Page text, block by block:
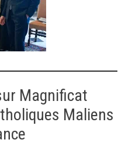
Magnificat
Maliens